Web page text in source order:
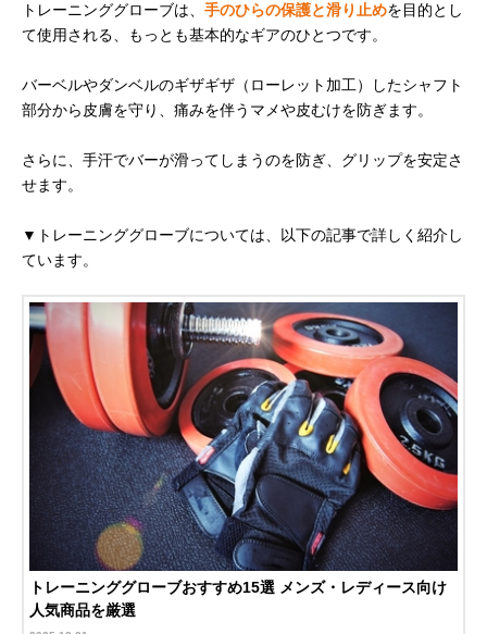
トレーニンググローブは、 手のひらの保護と滑り止めを目的とし
て使用される、もっとも基本的なギアのひとつです。
バーベルやダンベルのギザギザ（ローレット加工）したシャフト
部分から皮膚を守り、痛みを伴うマメや皮むけを防ぎます。
さらに、手汗でバーが滑ってしまうのを防ぎ、グリップを安定さ
せます。
▼トレーニンググローブについては、以下の記事で詳しく紹介し
ています。
トレーニンググローブおすすめ15選 メンズ・レディース向け
人気商品を厳選